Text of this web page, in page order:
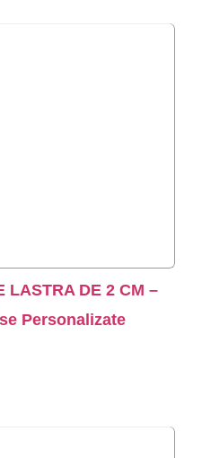
LASTRA DE 2 CM –
Personalizate